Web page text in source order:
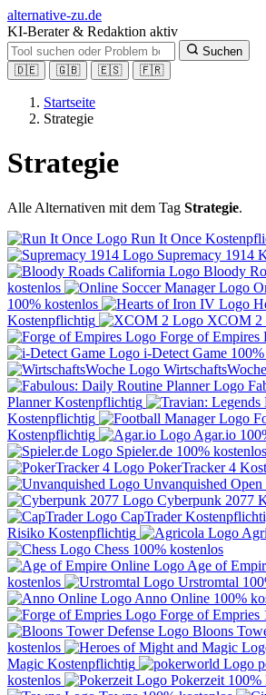
alternative-zu.de
KI-Berater & Redaktion aktiv
Suchen
🇩🇪
🇬🇧 🇪🇸 🇫🇷
Startseite
Strategie
Strategie
Alle Alternativen mit dem Tag Strategie.
Run It Once
Supremacy 1914
Bloody
kostenlos
100% kostenlos
Kostenpflichtig
XCOM 2
Forge of Empires
i-Detect Game
WirtschaftsWoche
Planner Kostenpflichtig
Kostenpflichtig
Kostenpflichtig
Agar.io
Spieler.de 100% kostenlos
PokerTracker 4
Unvanquished Open
Cyberpunk 2077
CapTrader
Risiko Kostenpflichtig
Chess 100% kostenlos
Age of
kostenlos
Urstromtal
Anno Online 100%
Forge of Empries
Bloons
kostenlos
Magic Kostenpflichtig
kostenlos
Pokerzeit 100%